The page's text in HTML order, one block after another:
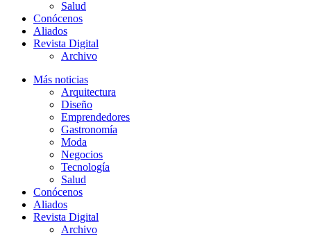
Salud
Conócenos
Aliados
Revista Digital
Archivo
Más noticias
Arquitectura
Diseño
Emprendedores
Gastronomía
Moda
Negocios
Tecnología
Salud
Conócenos
Aliados
Revista Digital
Archivo